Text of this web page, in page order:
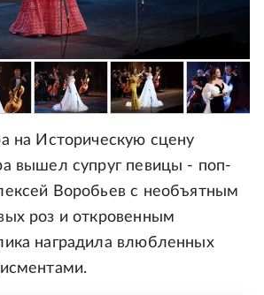
на Историческую сцену
вышел супруг певицы - поп-
Воробьев с необъятным
роз и откровенным
наградила влюбленных